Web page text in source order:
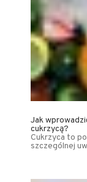
Jak
cukrzycą?
Cukrzyca to
szczególnej